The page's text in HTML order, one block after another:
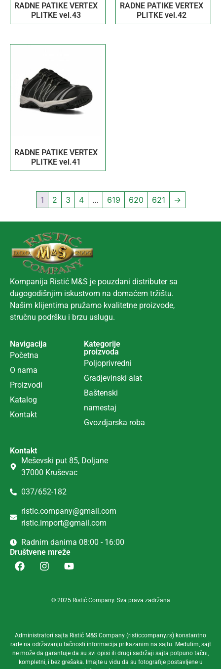
RADNE PATIKE VERTEX
PLITKE vel.43
RADNE PATIKE VERTEX
PLITKE vel.42
RADNE PATIKE VERTEX
PLITKE vel.41
1 2 3 4 … 619 620 621 →
Kompanija Ristić M&S je pouzdani distributer sa
dugogodišnjim iskustvom na domaćem tržištu.
Našim klijentima pružamo kvalitetne proizvode,
stručnu podršku i brzu uslugu.
Navigacija
Početna
O nama
Proizvodi
Katalog
Kontakt
Kategorije
proizvoda
Poljoprivredni
Gradjevinski alat
Baštenski
namestaj
Gvozdjarska roba
Kontakt
Meševski put 85, Doljane
37000 Kruševac
037/652-182
ristic.company@gmail.com
ristic.import@gmail.com
Radnim danima 08:00 - 16:00
Društvene mreže
© 2025 Ristić Company. Sva prava zadržana
Administratori sajta Ristić M&S Company (risticcompany.rs) konstantno
rade na održavanju tačnosti informacija prikazanim na sajtu. Međutim, sajt
ne može da garantuje da su svi opisi ili drugi sadržaji sajta potpuno tačni,
kompletni, i bez grešaka. Imajte u vidu da su fotografije postavljene u